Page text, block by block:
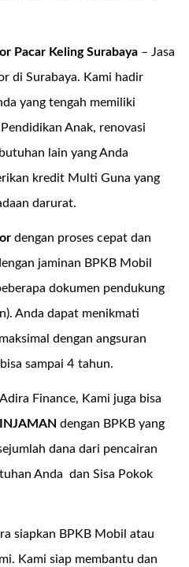
Pacar Keling Surabaya – Jasa
di Surabaya. Kami hadir
yang tengah memiliki
Anak, renovasi
lain yang Anda
kredit Multi Guna yang
darurat.
dengan proses cepat dan
jaminan BPKB Mobil
dokumen pendukung
Anda dapat menikmati
dengan angsuran
sampai 4 tahun.
Finance, Kami juga bisa
dengan BPKB yang
dana dari pencairan
Anda dan Sisa Pokok
siapkan BPKB Mobil atau
Kami siap membantu dan